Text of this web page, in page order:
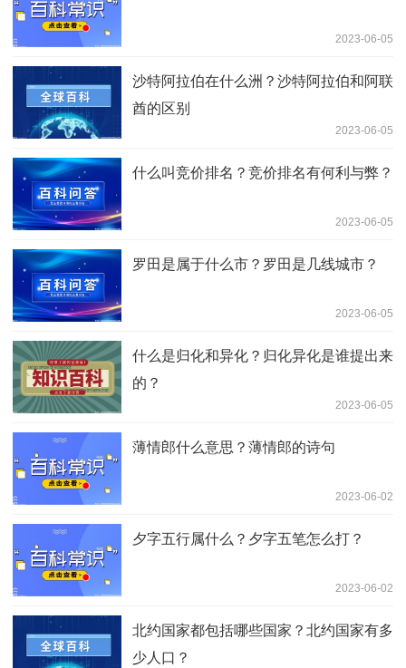
2023-06-05
沙特阿拉伯在什么洲？沙特阿拉伯和阿联
酋的区别
2023-06-05
什么叫竞价排名？竞价排名有何利与弊？
2023-06-05
罗田是属于什么市？罗田是几线城市？
2023-06-05
什么是归化和异化？归化异化是谁提出来
的？
2023-06-05
薄情郎什么意思？薄情郎的诗句
2023-06-02
夕字五行属什么？夕字五笔怎么打？
2023-06-02
北约国家都包括哪些国家？北约国家有多
少人口？